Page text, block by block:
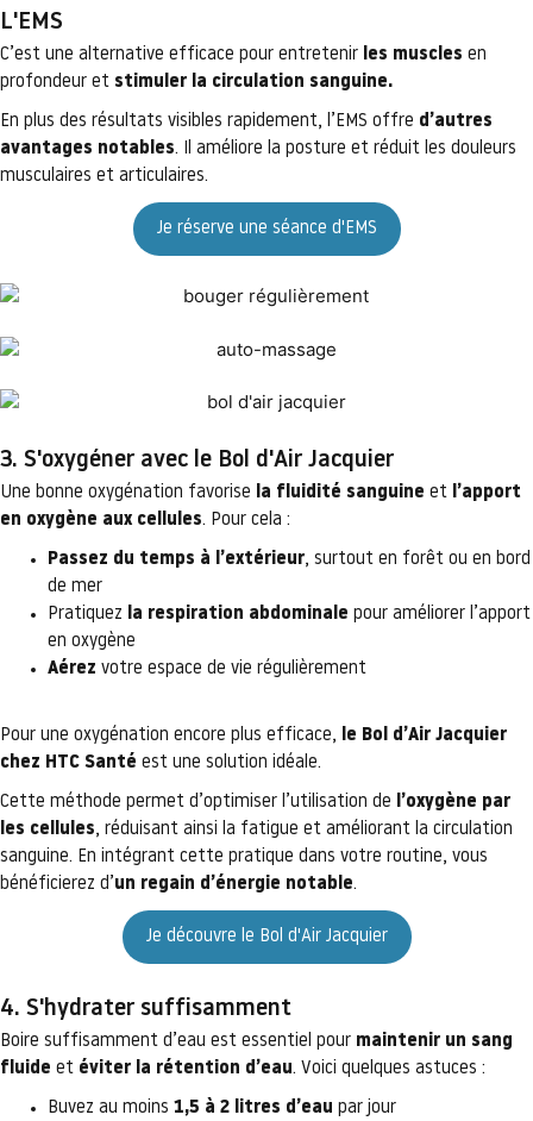
L'EMS
C’est une alternative efficace pour entretenir les muscles en
profondeur et stimuler la circulation sanguine.
En plus des résultats visibles rapidement, l’EMS offre d’autres
avantages notables. Il améliore la posture et réduit les douleurs
musculaires et articulaires.
Je réserve une séance d'EMS
3. S'oxygéner avec le Bol d'Air Jacquier
Une bonne oxygénation favorise la fluidité sanguine et l’apport
en oxygène aux cellules. Pour cela :
Passez du temps à l’extérieur, surtout en forêt ou en bord
de mer
Pratiquez la respiration abdominale pour améliorer l’apport
en oxygène
Aérez votre espace de vie régulièrement
Pour une oxygénation encore plus efficace, le Bol d’Air Jacquier
chez HTC Santé est une solution idéale.
Cette méthode permet d’optimiser l’utilisation de l’oxygène par
les cellules, réduisant ainsi la fatigue et améliorant la circulation
sanguine. En intégrant cette pratique dans votre routine, vous
bénéficierez d’ un regain d’énergie notable.
Je découvre le Bol d'Air Jacquier
4. S'hydrater suffisamment
Boire suffisamment d’eau est essentiel pour maintenir un sang
fluide et éviter la rétention d’eau. Voici quelques astuces :
Buvez au moins 1,5 à 2 litres d’eau par jour